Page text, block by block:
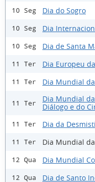
10 Seg Dia do Sogro
10 Seg Dia
10 Seg Dia de Santa
11 Ter Dia Europeu
11 Ter Dia Mundial
11 Ter
Dia Mundial
Diálogo e do
11 Ter Dia da
11 Ter Dia Mundial
12 Qua Dia Mundial
12 Qua Dia de Santo